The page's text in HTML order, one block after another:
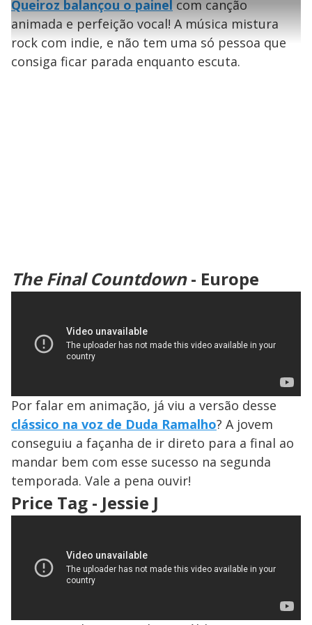
V
i
o l
a
e
o
0
s
e
g
n
d
s
1
0
s
e
g
u
n
o
s
% s
n
a
Queiroz balançou o painel com canção
animada e perfeição vocal! A música mistura
rock com indie, e não tem uma só pessoa que
consiga ficar parada enquanto escuta.
The Final Countdown- Europe
Por falar em animação, já viu a versão desse
clássico na voz de Duda Ramalho? A jovem
conseguiu a façanha de ir direto para a final ao
mandar bem com esse sucesso na segunda
temporada. Vale a pena ouvir!
Price Tag - Jessie J